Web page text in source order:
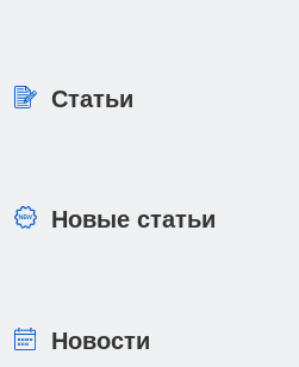
Статьи
Новые статьи
Новости